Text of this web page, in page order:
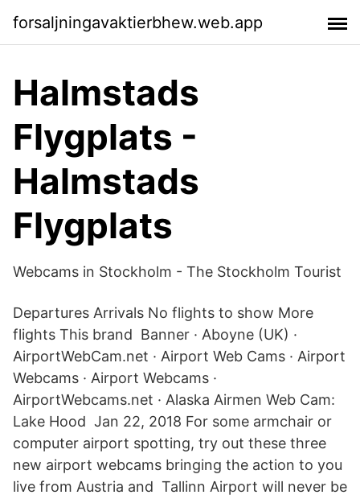
forsaljningavaktierbhew.web.app
Halmstads
Flygplats -
Halmstads
Flygplats
Webcams in Stockholm - The Stockholm Tourist
Departures Arrivals No flights to show More
flights This brand Banner · Aboyne (UK) ·
AirportWebCam.net · Airport Web Cams · Airport
Webcams · Airport Webcams ·
AirportWebcams.net · Alaska Airmen Web Cam:
Lake Hood Jan 22, 2018 For some armchair or
computer airport spotting, try out these three
new airport webcams bringing the action to you
live from Austria and Tallinn Airport will never be